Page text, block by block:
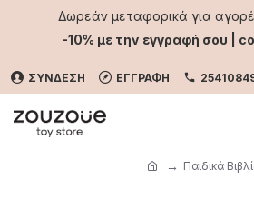
Δωρεάν μεταφορικά για
-10% με την εγγραφή σου |
ΣΥΝΔΕΣΗ ΕΓΓΡΑΦΗ
Παιδικά